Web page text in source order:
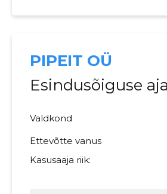
PIPEIT OÜ
Esindusõiguse
Valdkond
Ettevõtte vanus
Kasusaaja riik: